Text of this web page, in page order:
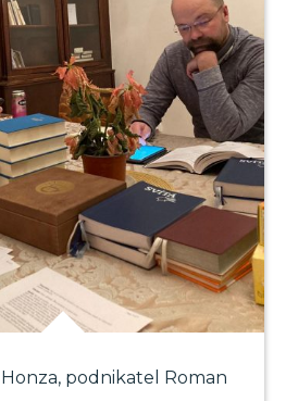
podnikatel Roman